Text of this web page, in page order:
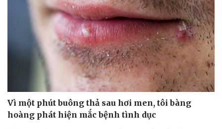
Vì một phút buông thả sau hơi men, tôi bàng
hoàng phát hiện mắc bệnh tình dục